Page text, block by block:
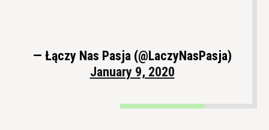
— Łączy Nas Pasja (@LaczyNasPasja)
January 9, 2020